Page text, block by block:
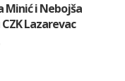
Minić i Nebojša
Lazarevac